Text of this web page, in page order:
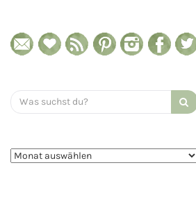
Search
for: